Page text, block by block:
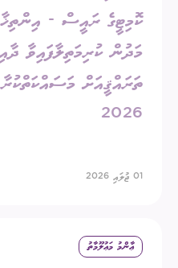
ކޮމިޓީގެ ރައީސް -
މަދުން ކުރިމަތިލާފައިވާ
ތަރައްޤީއަށް
2026
01 ޖުލައި 2026
ޢާންމު މަޢުލޫމާތު